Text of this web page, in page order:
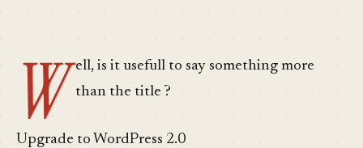
W ell, is it usefull to say something more
than the title ?
Upgrade to WordPress 2.0